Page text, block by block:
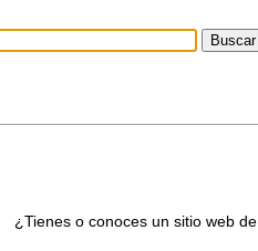
¿Tienes o conoces un sitio web de